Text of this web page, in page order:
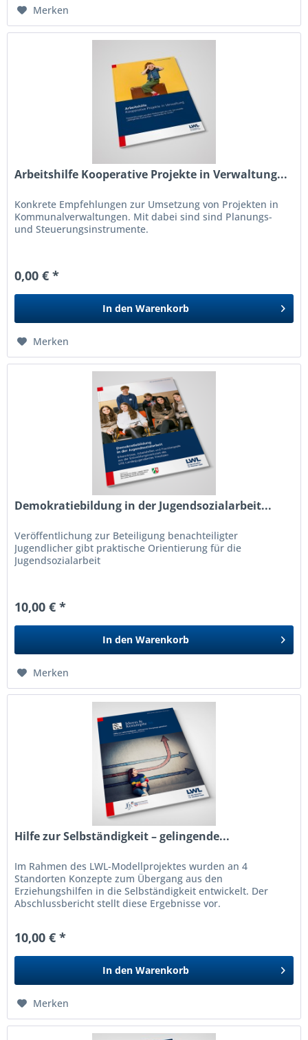
Merken
Arbeitshilfe Kooperative Projekte in Verwaltung...
Konkrete Empfehlungen zur Umsetzung von Projekten in
Kommunalverwaltungen. Mit dabei sind sind Planungs-
und Steuerungsinstrumente.
0,00 € *
In den Warenkorb
Merken
Demokratiebildung in der Jugendsozialarbeit...
Veröffentlichung zur Beteiligung benachteiligter
Jugendlicher gibt praktische Orientierung für die
Jugendsozialarbeit
10,00 € *
In den Warenkorb
Merken
Hilfe zur Selbständigkeit – gelingende...
Im Rahmen des LWL-Modellprojektes wurden an 4
Standorten Konzepte zum Übergang aus den
Erziehungshilfen in die Selbständigkeit entwickelt. Der
Abschlussbericht stellt diese Ergebnisse vor.
10,00 € *
In den Warenkorb
Merken